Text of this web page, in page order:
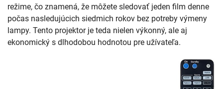
režime, čo znamená, že môžete sledovať jeden film denne
počas nasledujúcich siedmich rokov bez potreby výmeny
lampy. Tento projektor je teda nielen výkonný, ale aj
ekonomický s dlhodobou hodnotou pre užívateľa.